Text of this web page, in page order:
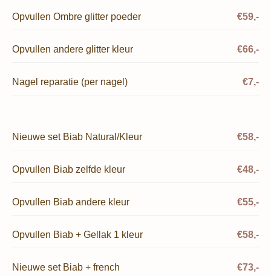
Opvullen Ombre glitter poeder €59,-
Opvullen andere glitter kleur €66,-
Nagel reparatie (per nagel) €7,-
Nieuwe set Biab Natural/Kleur €58,-
Opvullen Biab zelfde kleur €48,-
Opvullen Biab andere kleur €55,-
Opvullen Biab + Gellak 1 kleur €58,-
Nieuwe set Biab + french €73,-